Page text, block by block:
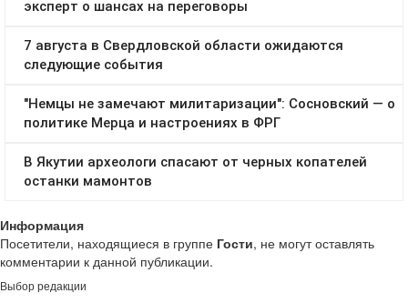
Информация
Посетители, находящиеся в группе Гости, не могут оставлять
комментарии к данной публикации.
Выбор редакции